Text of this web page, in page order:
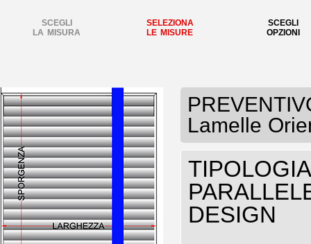
SCEGLI
LA MISURA
SELEZIONA
LE MISURE
SCEGLI
OPZIONI
Lamelle
DESIGN